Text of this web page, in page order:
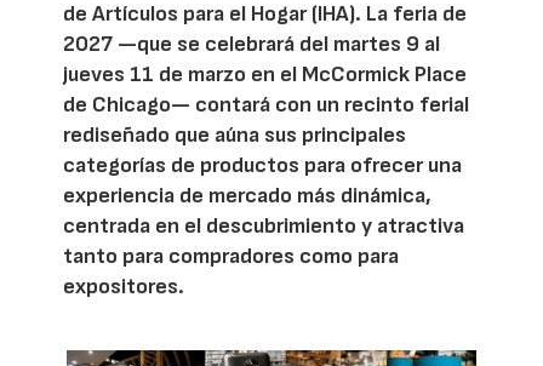
de Artículos para el Hogar (IHA). La feria de
2027 —que se celebrará del martes 9 al
jueves 11 de marzo en el McCormick Place
de Chicago— contará con un recinto ferial
rediseñado que aúna sus principales
categorías de productos para ofrecer una
experiencia de mercado más dinámica,
centrada en el descubrimiento y atractiva
tanto para compradores como para
expositores.